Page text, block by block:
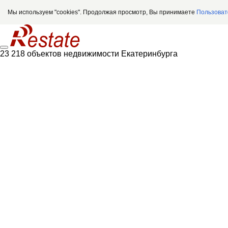
Мы используем "cookies". Продолжая просмотр, Вы принимаете
23 218 объектов недвижимости Екатеринбурга